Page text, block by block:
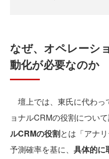
なぜ、オペレーシ
動化が必要なのか
壇上では、東氏に代わっ
ョナルCRMの役割について
ルCRMの役割とは「アナ
予測確率を基に、 具体的に